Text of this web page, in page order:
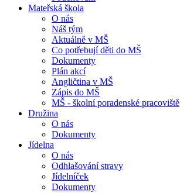
Mateřská škola
O nás
Náš tým
Aktuálně v MŠ
Co potřebují děti do MŠ
Dokumenty
Plán akcí
Angličtina v MŠ
Zápis do MŠ
MŠ - školní poradenské pracoviště
Družina
O nás
Dokumenty
Jídelna
O nás
Odhlašování stravy
Jídelníček
Dokumenty